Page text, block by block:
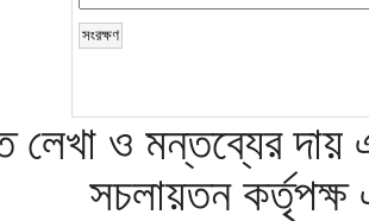
লেখা ও মন্তব্যের দায়
সচলায়তন